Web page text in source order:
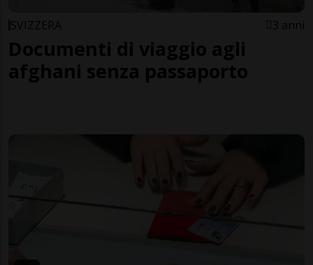
SVIZZERA 3 anni
Documenti di viaggio agli
afghani senza passaporto